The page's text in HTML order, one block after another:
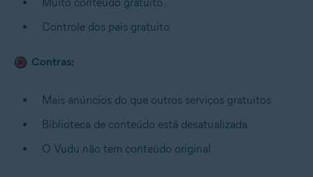
Controle dos pais gratuito
Contras:
Mais anúncios do que outros serviços gratuitos
Biblioteca de conteúdo está desatualizada
O Vudu não tem conteúdo original